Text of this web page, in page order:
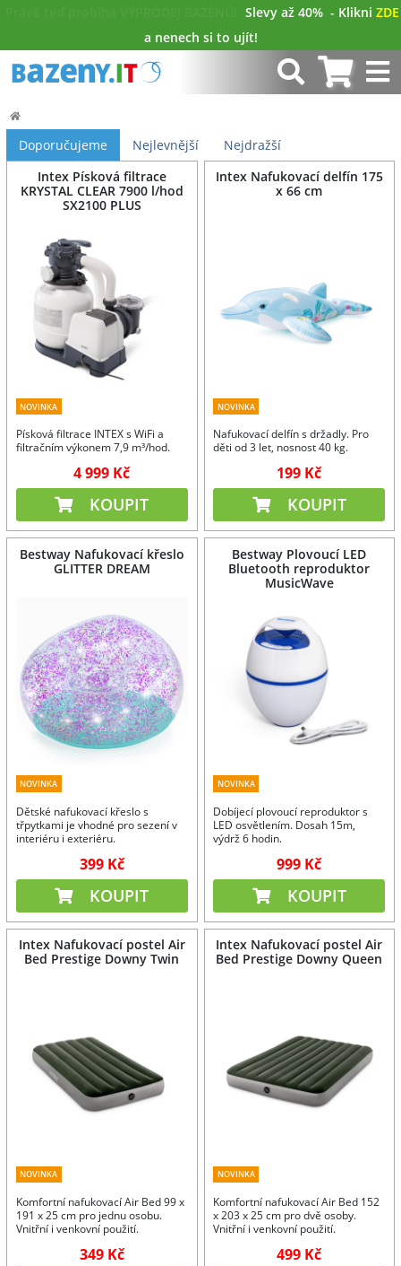
Slevy až 40% - Klikni ZDE
a nenech si to ujít!
Doporučujeme Nejlevnější
Nejdražší
Intex Písková filtrace
KRYSTAL CLEAR 7900 l/hod
SX2100 PLUS
NOVINKA
Písková filtrace INTEX s WiFi a
filtračním výkonem 7,9 m³/hod.
4 999 Kč
KOUPIT
Intex Nafukovací delfín 175
x 66 cm
NOVINKA
Nafukovací delfín s držadly. Pro
děti od 3 let, nosnost 40 kg.
199 Kč
KOUPIT
Bestway Nafukovací křeslo
GLITTER DREAM
NOVINKA
Dětské nafukovací křeslo s
třpytkami je vhodné pro sezení v
interiéru i exteriéru.
399 Kč
KOUPIT
Bestway Plovoucí LED
Bluetooth reproduktor
MusicWave
NOVINKA
Dobíjecí plovoucí reproduktor s
LED osvětlením. Dosah 15m,
výdrž 6 hodin.
999 Kč
KOUPIT
Intex Nafukovací postel Air
Bed Prestige Downy Twin
NOVINKA
Komfortní nafukovací Air Bed 99 x
191 x 25 cm pro jednu osobu.
Vnitřní i venkovní použití.
349 Kč
Intex Nafukovací postel Air
Bed Prestige Downy Queen
NOVINKA
Komfortní nafukovací Air Bed 152
x 203 x 25 cm pro dvě osoby.
Vnitřní i venkovní použití.
499 Kč